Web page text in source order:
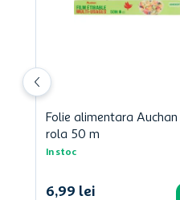
Folie alimentara Auchan
rola 50 m
In stoc
6,99 lei